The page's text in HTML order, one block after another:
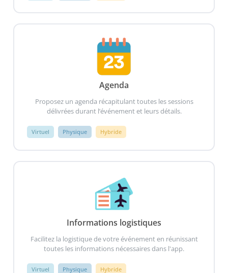
Agenda
Proposez un agenda récapitulant toutes les sessions
délivrées durant l’événement et leurs détails.
Virtuel Physique Hybride
Informations logistiques
Facilitez la logistique de votre événement en réunissant
toutes les informations nécessaires dans l'app.
Virtuel Physique Hybride